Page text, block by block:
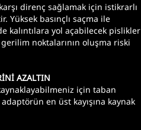
direnç sağlamak için istikrarlı
Yüksek basınçlı saçma ile
kalıntılara yol açabilecek pislikler
noktalarının oluşma riski
AZALTIN
için taban
en üst kayışına kaynak